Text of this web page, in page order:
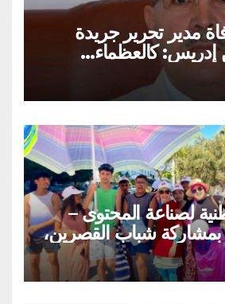
15 لوفاة مدير تحرير جريدة
إدريس: كالعظماء…
واقفا
لصناعة المحتوى –
شباب القصرين،